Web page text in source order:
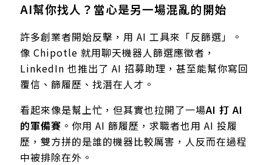
AI幫你找人？當心是另一場混亂的開始
許多創業者開始反擊，用 AI 工具來「反篩選」。
像 Chipotle 就用聊天機器人篩選應徵者，
LinkedIn 也推出了 AI 招募助理，甚至能幫你寫回
覆信、篩履歷、找潛在人才。
看起來像是幫上忙，但其實也拉開了一場AI 打 AI
的軍備賽 。你用 AI 篩履歷，求職者也用 AI 投履
歷，雙方拼的是誰的機器比較厲害，人反而在過程
中被排除在外。